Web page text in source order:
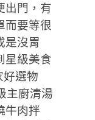
出門，有
而要等很
是沒胃
星級美食
好選物
主廚清湯
牛肉拌